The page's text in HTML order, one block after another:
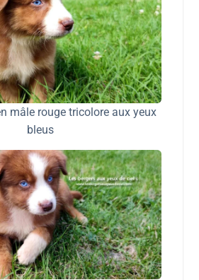
mâle rouge tricolore aux yeux
bleus